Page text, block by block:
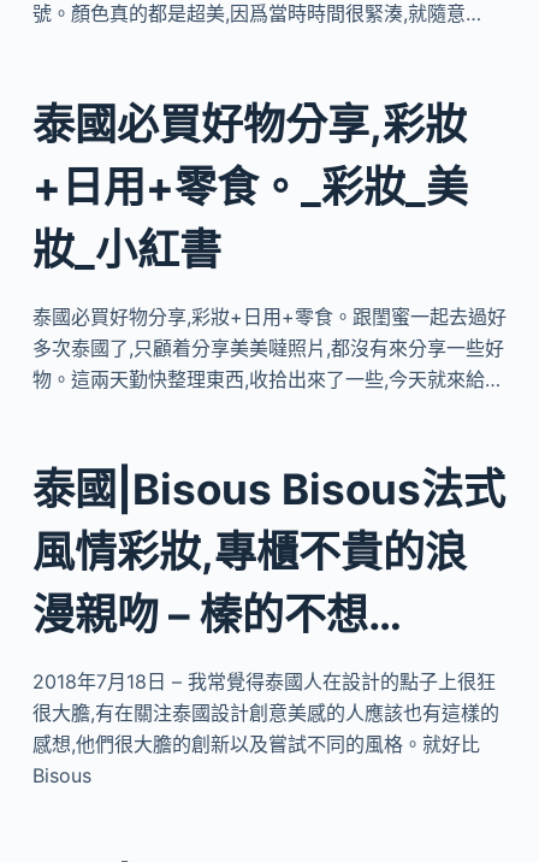
號。顏色真的都是超美,因爲當時時間很緊湊,就隨意…
泰國必買好物分享,彩妝
+日用+零食。_彩妝_美
妝_小紅書
泰國必買好物分享,彩妝+日用+零食。跟閨蜜一起去過好
多次泰國了,只顧着分享美美噠照片,都沒有來分享一些好
物。這兩天勤快整理東西,收拾出來了一些,今天就來給…
泰國|Bisous Bisous法式
風情彩妝,專櫃不貴的浪
漫親吻 – 榛的不想…
2018年7月18日 – 我常覺得泰國人在設計的點子上很狂
很大膽,有在關注泰國設計創意美感的人應該也有這樣的
感想,他們很大膽的創新以及嘗試不同的風格。就好比
Bisous